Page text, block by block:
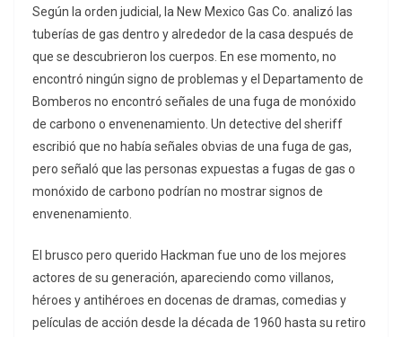
Según la orden judicial, la New Mexico Gas Co. analizó las
tuberías de gas dentro y alrededor de la casa después de
que se descubrieron los cuerpos. En ese momento, no
encontró ningún signo de problemas y el Departamento de
Bomberos no encontró señales de una fuga de monóxido
de carbono o envenenamiento. Un detective del sheriff
escribió que no había señales obvias de una fuga de gas,
pero señaló que las personas expuestas a fugas de gas o
monóxido de carbono podrían no mostrar signos de
envenenamiento.
El brusco pero querido Hackman fue uno de los mejores
actores de su generación, apareciendo como villanos,
héroes y antihéroes en docenas de dramas, comedias y
películas de acción desde la década de 1960 hasta su retiro